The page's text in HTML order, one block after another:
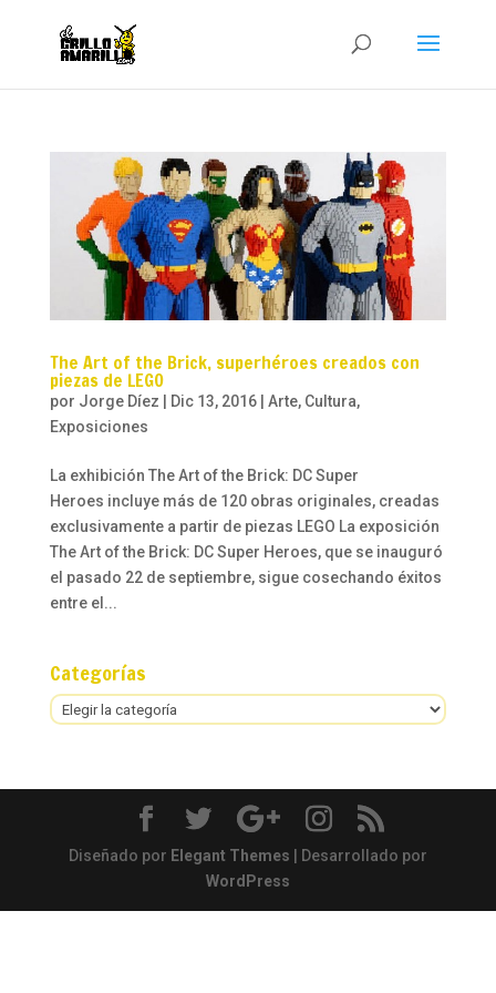
The Art of the Brick, superhéroes creados con
piezas de LEGO
por Jorge Díez Dic 13, 2016| Arte, Cultura,
Exposiciones
La exhibición The Art of the Brick: DC Super
Heroes incluye más de 120 obras originales, creadas
exclusivamente a partir de piezas LEGO La exposición
The Art of the Brick: DC Super Heroes, que se inauguró
el pasado 22 de septiembre, sigue cosechando éxitos
entre el...
Categorías
Categorías
Diseñado por Elegant Themes | Desarrollado por
WordPress